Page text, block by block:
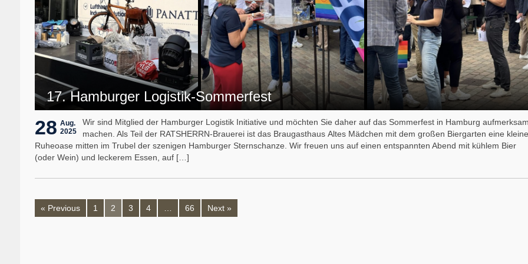
17. Hamburger Logistik-Sommerfest
28 Aug.
2025
Wir sind Mitglied der Hamburger Logistik Initiative und möchten Sie daher auf das Sommerfest in Hamburg
machen. Als Teil der RATSHERRN-Brauerei ist das Braugasthaus Altes Mädchen mit dem großen Biergarten eine kleine
Ruheoase mitten im Trubel der szenigen Hamburger Sternschanze. Wir freuen uns auf einen entspannten Abend mit kühlem Bier
(oder Wein) und leckerem Essen, auf […]
« Previous 1 2 3 4 66 Next »